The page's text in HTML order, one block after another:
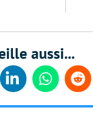
aussi...
LinkedinWhatsapp